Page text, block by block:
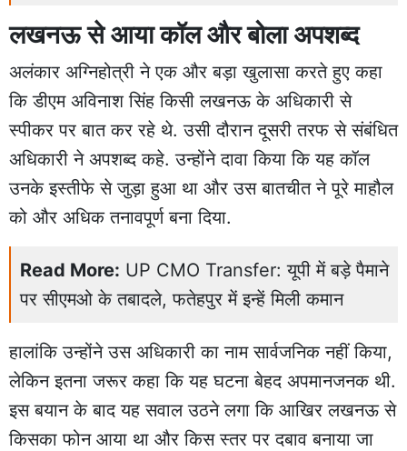
लखनऊ से आया कॉल और बोला अपशब्द
अलंकार अग्निहोत्री ने एक और बड़ा खुलासा करते हुए कहा
कि डीएम अविनाश सिंह किसी लखनऊ के अधिकारी से
स्पीकर पर बात कर रहे थे. उसी दौरान दूसरी तरफ से संबंधित
अधिकारी ने अपशब्द कहे. उन्होंने दावा किया कि यह कॉल
उनके इस्तीफे से जुड़ा हुआ था और उस बातचीत ने पूरे माहौल
को और अधिक तनावपूर्ण बना दिया.
Read More: UP CMO Transfer: यूपी में बड़े पैमाने
पर सीएमओ के तबादले, फतेहपुर में इन्हें मिली कमान
हालांकि उन्होंने उस अधिकारी का नाम सार्वजनिक नहीं किया,
लेकिन इतना जरूर कहा कि यह घटना बेहद अपमानजनक थी.
इस बयान के बाद यह सवाल उठने लगा कि आखिर लखनऊ से
किसका फोन आया था और किस स्तर पर दबाव बनाया जा